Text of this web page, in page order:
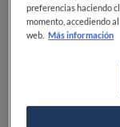
preferencias haciendo
momento, accediendo
web. Más información